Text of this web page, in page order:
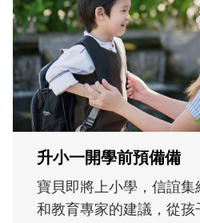
和孩子一起長大的
懂父親的不同模樣
沒有人天生就擅長當
在一次次「前所未有
著孩子一起長大。從
體遊戲，到獨立自主
決問題的能力養成。
同的模樣，參與孩子
歷程。